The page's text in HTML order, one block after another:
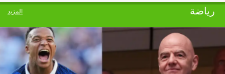
رياضة المزيد